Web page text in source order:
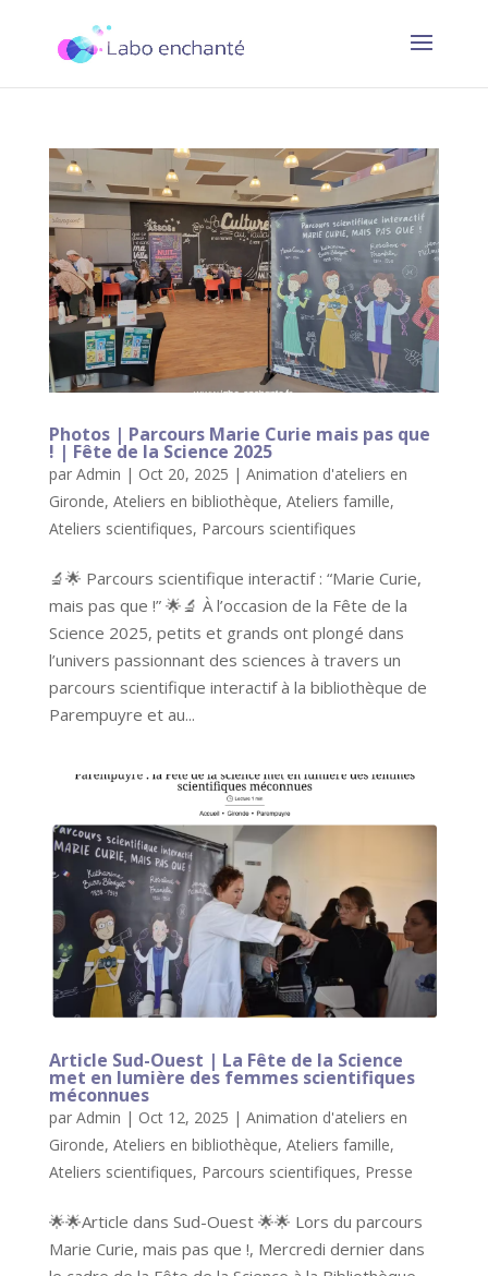
Photos | Parcours Marie Curie mais pas que
! | Fête de la Science 2025
par Admin | Oct 20, 2025 | Animation d'ateliers en
Gironde, Ateliers en bibliothèque, Ateliers famille,
Ateliers scientifiques, Parcours scientifiques
🔬🌟 Parcours scientifique interactif : “Marie Curie,
mais pas que !” 🌟🔬 À l’occasion de la Fête de la
Science 2025, petits et grands ont plongé dans
l’univers passionnant des sciences à travers un
parcours scientifique interactif à la bibliothèque de
Parempuyre et au...
Article Sud-Ouest | La Fête de la Science
met en lumière des femmes scientifiques
méconnues
par Admin | Oct 12, 2025 | Animation d'ateliers en
Gironde, Ateliers en bibliothèque, Ateliers famille,
Ateliers scientifiques, Parcours scientifiques, Presse
🌟🌟Article dans Sud-Ouest 🌟🌟 Lors du parcours
Marie Curie, mais pas que !, Mercredi dernier dans